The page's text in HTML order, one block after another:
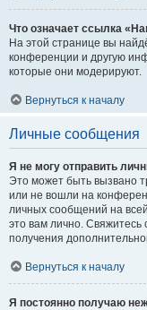
Что означает ссылка
На этой странице вы
конференции и другую
которые они модерируют.
Вернуться к началу
Личные сообщения
Я не могу отправить
Это может быть вызвано
или не вошли на
личных сообщений на
это вам лично.
получения
Вернуться к началу
Я постоянно получаю